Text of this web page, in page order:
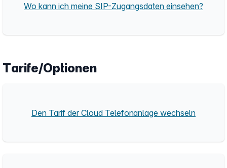
Wo kann ich meine SIP-Zugangsdaten einsehen?
Tarife/Optionen
Den Tarif der Cloud Telefonanlage wechseln